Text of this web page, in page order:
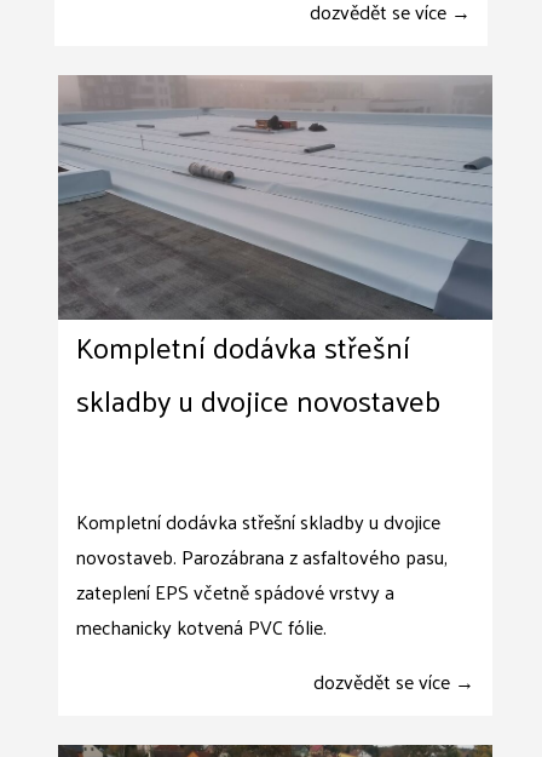
dozvědět se více →
Kompletní dodávka střešní
skladby u dvojice novostaveb
Kompletní dodávka střešní skladby u dvojice
novostaveb. Parozábrana z asfaltového pasu,
zateplení EPS včetně spádové vrstvy a
mechanicky kotvená PVC fólie.
dozvědět se více →